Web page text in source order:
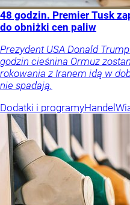
48 godzin. Premier Tusk
do obniżki cen paliw
Prezydent USA Donald
godzin cieśnina Ormuz
rokowania z Iranem idą w
nie spadają.
Dodatki i programyHandel